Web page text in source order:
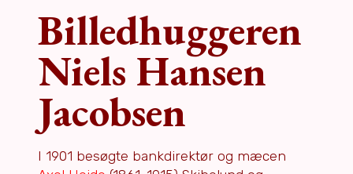
Billedhuggeren
Niels Hansen
Jacobsen
I 1901 besøgte bankdirektør og mæcen